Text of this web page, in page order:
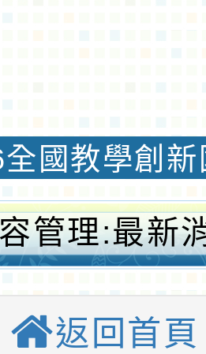
際認證獎
管理:最新
桃園優質
返回首頁